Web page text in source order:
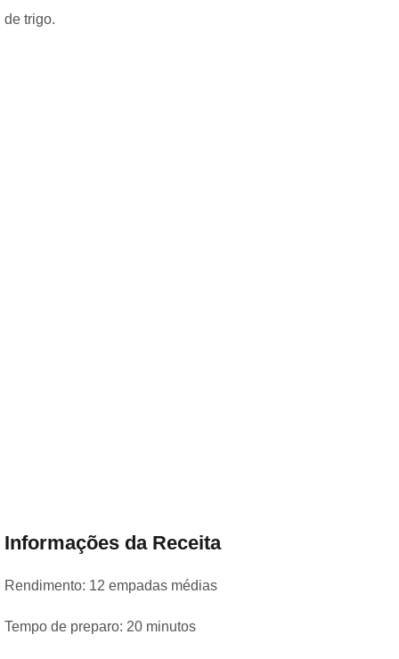
de trigo.
Informações da Receita
Rendimento: 12 empadas médias
Tempo de preparo: 20 minutos